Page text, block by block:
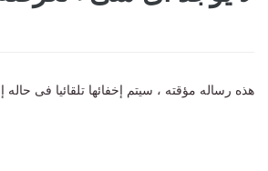
هذه رساله مؤقته ، سيتم إخفائها تلقائيا فى